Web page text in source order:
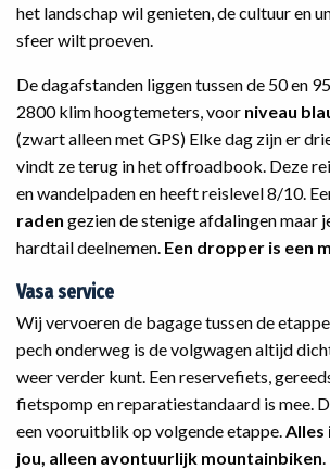
het landschap wil genieten, de cultuur en
sfeer wilt proeven.
De dagafstanden liggen tussen de 50 en
2800 klim hoogtemeters, voor niveau
(zwart alleen met GPS) Elke dag zijn er
vindt ze terug in het offroadbook. Deze
en wandelpaden en heeft reislevel 8/10.
raden gezien de stenige afdalingen maar
hardtail deelnemen. Een dropper is een
Vasa service
Wij vervoeren de bagage tussen de
pech onderweg is de volgwagen altijd
weer verder kunt. Een reservefiets,
fietspomp en reparatiestandaard is mee.
een vooruitblik op volgende etappe. Alles
jou, alleen avontuurlijk mountainbiken